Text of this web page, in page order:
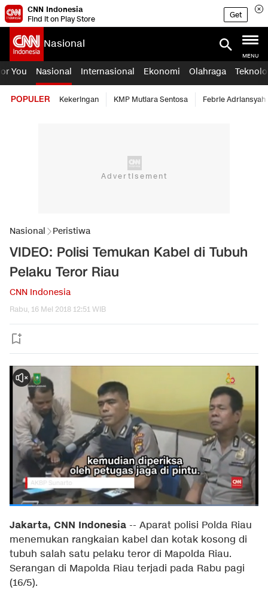
CNN Indonesia
Find it on Play Store
Get
Nasional
MENU
You Nasional Internasional Ekonomi Olahraga
POPULER Kekeringan KMP Mutiara Sentosa Febrie Adriansyah
Nasional Peristiwa
VIDEO: Polisi Temukan Kabel di Tubuh
Pelaku Teror Riau
CNN Indonesia
Rabu, 16 Mei 2018 12:51 WIB
Jakarta, CNN Indonesia -- Aparat polisi Polda Riau
menemukan rangkaian kabel dan kotak kosong di
tubuh salah satu pelaku teror di Mapolda Riau.
Serangan di Mapolda Riau terjadi pada Rabu pagi
(16/5).